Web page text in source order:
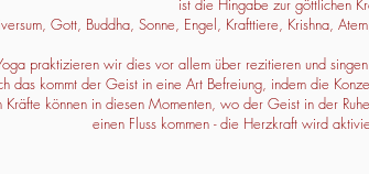
ist die Hingabe zur göttlichen
Gott, Buddha, Sonne, Engel, Krafttiere, Krishna,
praktizieren wir dies vor allem über rezitieren und
das kommt der Geist in eine Art Befreiung, indem die
Kräfte können in diesen Momenten, wo der Geist in der
einen Fluss kommen - die Herzkraft wird